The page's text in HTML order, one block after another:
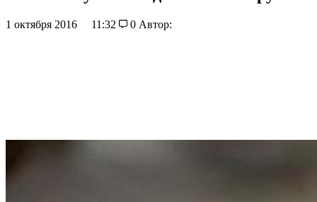
1 октября 2016 11:32 0 Автор: